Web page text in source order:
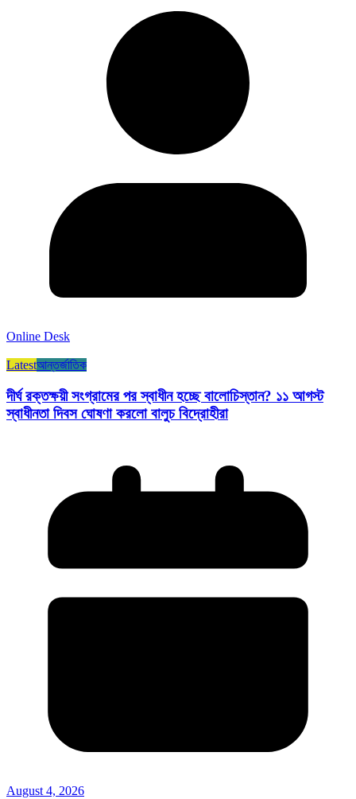
Online Desk
Latestআন্তর্জাতিক
দীর্ঘ রক্তক্ষয়ী সংগ্রামের পর স্বাধীন হচ্ছে বালোচিস্তান? ১১ আগস্ট
স্বাধীনতা দিবস ঘোষণা করলো বালুচ বিদ্রোহীরা
August 4, 2026